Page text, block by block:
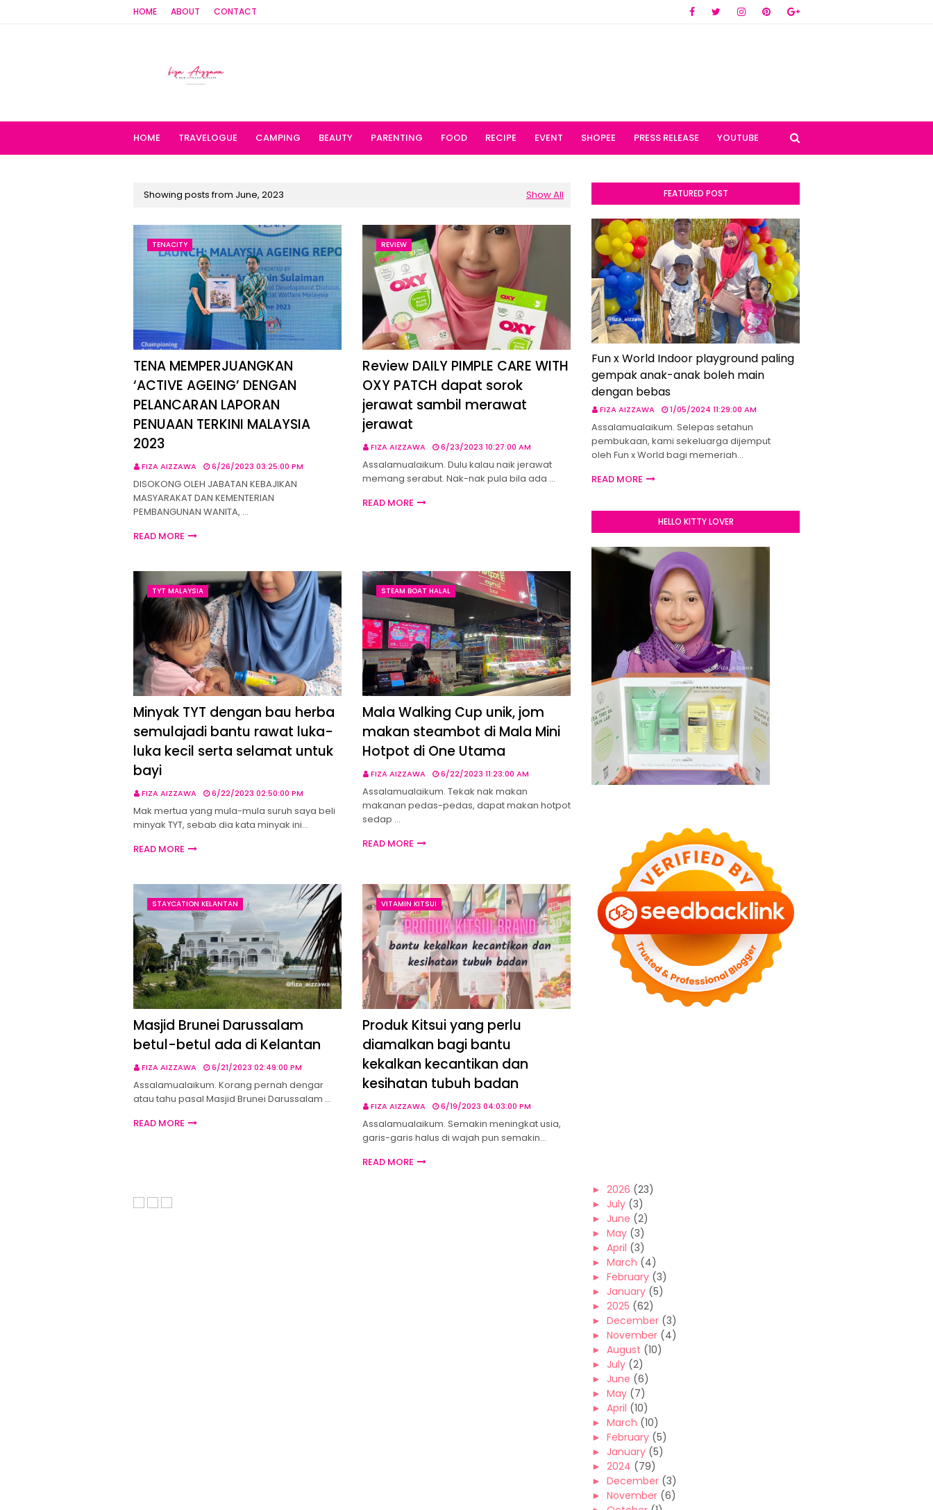
HOME ABOUT CONTACT
HOME TRAVELOGUE CAMPING BEAUTY PARENTING FOOD RECIPE EVENT SHOPEE PRESS RELEASE YOUTUBE
Showing posts from June, 2023 Show All
TENACITY
TENA MEMPERJUANGKAN
‘ACTIVE AGEING’ DENGAN
PELANCARAN LAPORAN
PENUAAN TERKINI MALAYSIA
2023
FIZA AIZZAWA 6/26/2023 03:25:00 PM
DISOKONG OLEH JABATAN KEBAJIKAN
MASYARAKAT DAN KEMENTERIAN
PEMBANGUNAN WANITA, …
READ MORE
REVIEW
Review DAILY PIMPLE CARE WITH
OXY PATCH dapat sorok
jerawat sambil merawat
jerawat
FIZA AIZZAWA 6/23/2023 10:27:00 AM
Assalamualaikum. Dulu kalau naik jerawat
memang serabut. Nak-nak pula bila ada …
READ MORE
TYT MALAYSIA
Minyak TYT dengan bau herba
semulajadi bantu rawat luka-
luka kecil serta selamat untuk
bayi
FIZA AIZZAWA 6/22/2023 02:50:00 PM
Mak mertua yang mula-mula suruh saya beli
minyak TYT, sebab dia kata minyak ini…
READ MORE
STEAM BOAT HALAL
Mala Walking Cup unik, jom
makan steambot di Mala Mini
Hotpot di One Utama
FIZA AIZZAWA 6/22/2023 11:23:00 AM
Assalamualaikum. Tekak nak makan
makanan pedas-pedas, dapat makan hotpot
sedap …
READ MORE
STAYCATION KELANTAN
Masjid Brunei Darussalam
betul-betul ada di Kelantan
FIZA AIZZAWA 6/21/2023 02:49:00 PM
Assalamualaikum. Korang pernah dengar
atau tahu pasal Masjid Brunei Darussalam …
READ MORE
VITAMIN KITSUI
Produk Kitsui yang perlu
diamalkan bagi bantu
kekalkan kecantikan dan
kesihatan tubuh badan
FIZA AIZZAWA 6/19/2023 04:03:00 PM
Assalamualaikum. Semakin meningkat usia,
garis-garis halus di wajah pun semakin…
READ MORE
FEATURED POST
Fun x World Indoor playground paling
gempak anak-anak boleh main
dengan bebas
FIZA AIZZAWA 1/05/2024 11:29:00 AM
Assalamualaikum. Selepas setahun
pembukaan, kami sekeluarga dijemput
oleh Fun x World bagi memeriah…
READ MORE
HELLO KITTY LOVER
► 2026 (23)
► July (3)
► June (2)
► May (3)
► April (3)
► March (4)
► February (3)
► January (5)
► 2025 (62)
► December (3)
► November (4)
► August (10)
► July (2)
► June (6)
► May (7)
► April (10)
► March (10)
► February (5)
► January (5)
► 2024 (79)
► December (3)
► November (6)